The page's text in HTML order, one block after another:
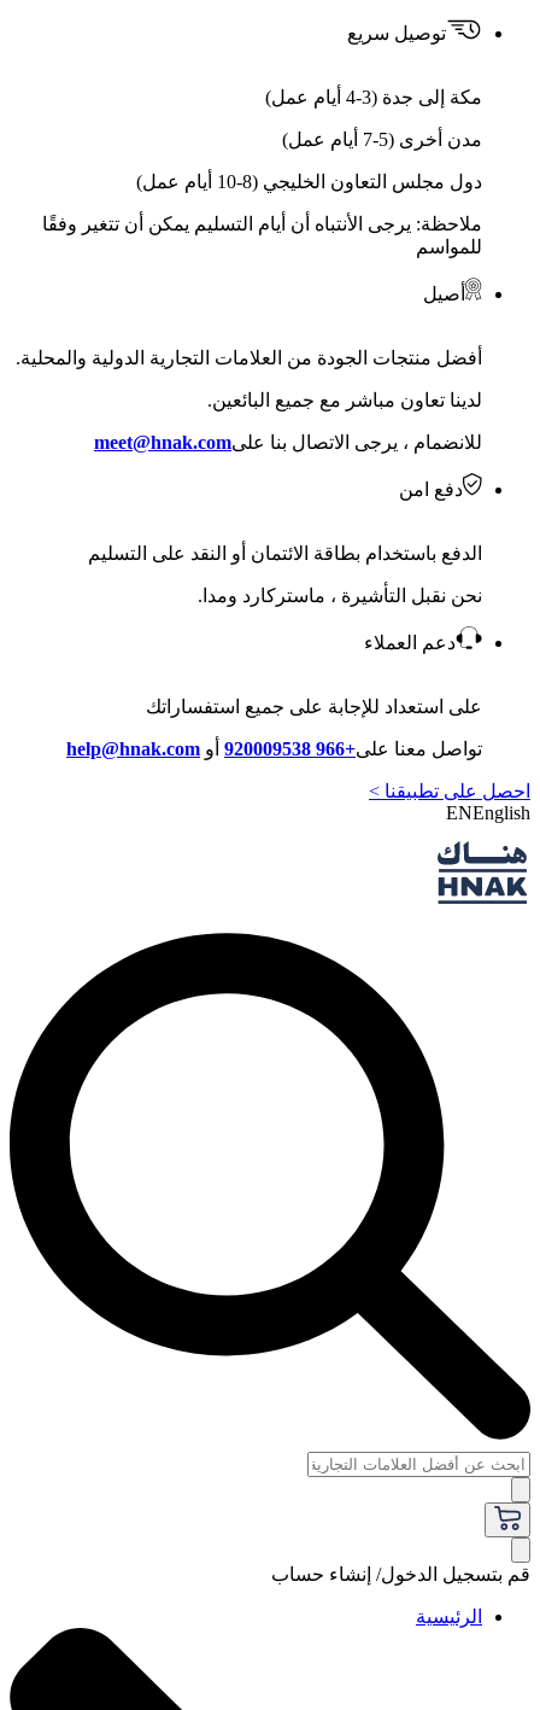
توصيل سريع
مكة إلى جدة (3-4 أيام عمل)
مدن أخرى (5-7 أيام عمل)
دول مجلس التعاون الخليجي (8-10 أيام عمل)
ملاحظة: يرجى الأنتباه أن أيام التسليم يمكن أن تتغير وفقًا
للمواسم
أصيل
أفضل منتجات الجودة من العلامات التجارية الدولية والمحلية.
لدينا تعاون مباشر مع جميع البائعين.
للانضمام ، يرجى الاتصال بنا علىmeet@hnak.com
دفع امن
الدفع باستخدام بطاقة الائتمان أو النقد على التسليم
نحن نقبل التأشيرة ، ماستركارد ومدا.
دعم العملاء
على استعداد للإجابة على جميع استفساراتك
تواصل معنا على+966 920009538 أو help@hnak.com
احصل على تطبيقنا >
ENEnglish
قم بتسجيل الدخول/ إنشاء حساب
الرئيسية